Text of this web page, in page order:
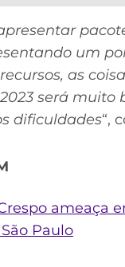
um
as
será muito
dificuldades“,
ameaça
Paulo